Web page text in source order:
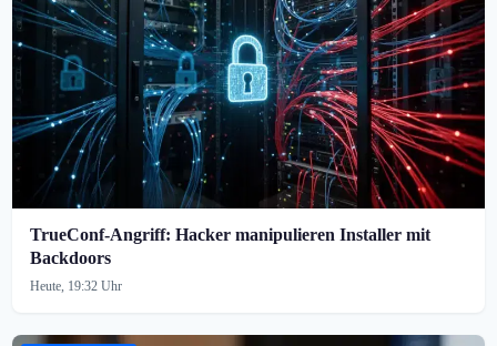
TrueConf-Angriff: Hacker manipulieren Installer mit
Backdoors
Heute, 19:32 Uhr